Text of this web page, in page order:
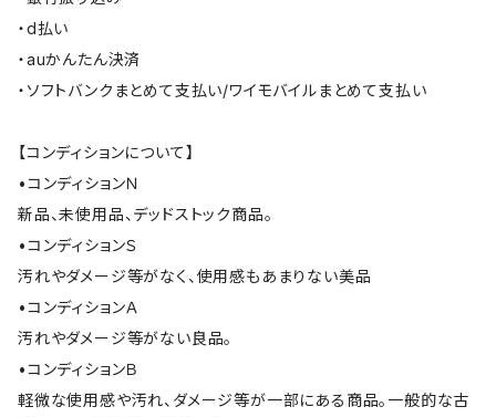
・d払い
・auかんたん決済
・ソフトバンクまとめて支払い/ワイモバイルまとめて支払い
【コンディションについて】
•コンディションＮ
新品、未使用品、デッドストック商品。
•コンディションＳ
汚れやダメージ等がなく、使用感もあまりない美品
•コンディションＡ
汚れやダメージ等がない良品。
•コンディションＢ
軽微な使用感や汚れ、ダメージ等が一部にある商品。一般的な古